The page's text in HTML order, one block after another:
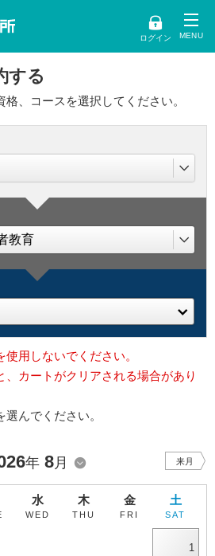
ログイン
する
、コースを選択してください。
用しないでください。
、カートがクリアされる場合があり
んでください。
年 8月 来月
水
WED
木
THU
金
FRI
土
SAT
1